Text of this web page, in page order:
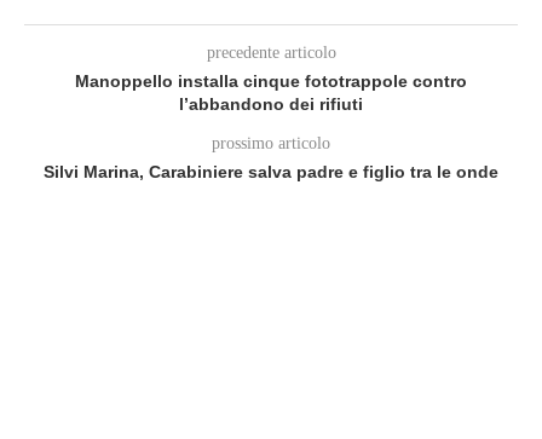
precedente articolo
Manoppello installa cinque fototrappole contro
l’abbandono dei rifiuti
prossimo articolo
Silvi Marina, Carabiniere salva padre e figlio tra le onde